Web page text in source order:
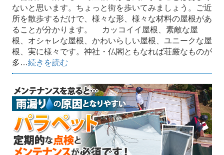
ないと思います。ちょっと街を歩いてみましょう。ご近
所を散歩するだけで、様々な形、様々な材料の屋根があ
ることが分かります。 カッコイイ屋根、素敵な屋
根、オシャレな屋根、かわいらしい屋根、ユニークな屋
根、実に様々です。神社・仏閣ともなれば荘厳なものが
多…続きを読む